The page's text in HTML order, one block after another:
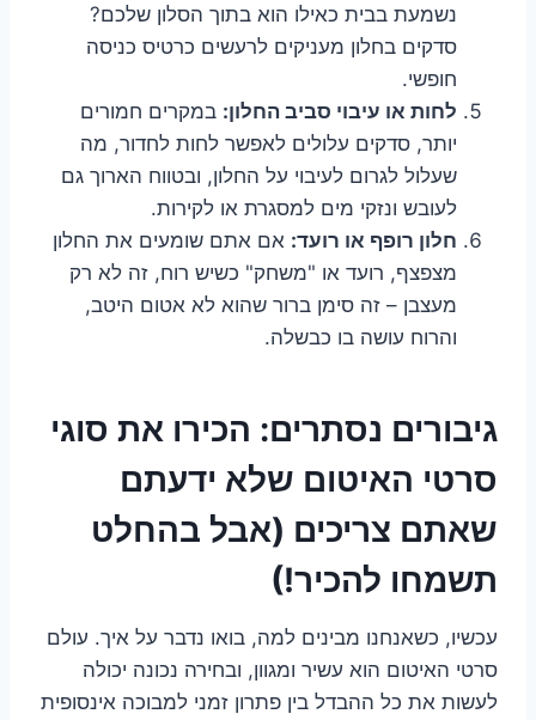
נשמעת בבית כאילו הוא בתוך הסלון שלכם?
סדקים בחלון מעניקים לרעשים כרטיס כניסה
חופשי.
לחות או עיבוי סביב החלון: במקרים חמורים
יותר, סדקים עלולים לאפשר לחות לחדור, מה
שעלול לגרום לעיבוי על החלון, ובטווח הארוך גם
לעובש ונזקי מים למסגרת או לקירות.
חלון רופף או רועד: אם אתם שומעים את החלון
מצפצף, רועד או "משחק" כשיש רוח, זה לא רק
מעצבן – זה סימן ברור שהוא לא אטום היטב,
והרוח עושה בו כבשלה.
גיבורים נסתרים: הכירו את סוגי
סרטי האיטום שלא ידעתם
שאתם צריכים (אבל בהחלט
תשמחו להכיר!)
עכשיו, כשאנחנו מבינים למה, בואו נדבר על איך. עולם
סרטי האיטום הוא עשיר ומגוון, ובחירה נכונה יכולה
לעשות את כל ההבדל בין פתרון זמני למבוכה אינסופית